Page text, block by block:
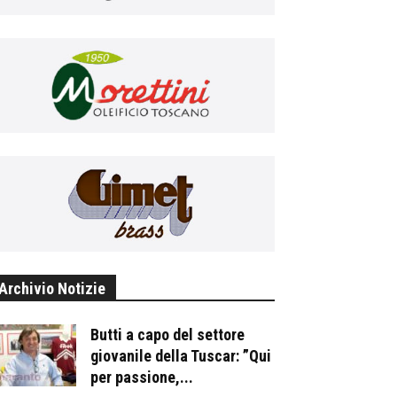
Notizie
Butti a capo del settore
giovanile della Tuscar: ”Qui
per passione,...